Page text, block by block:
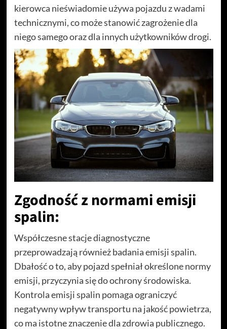
kierowca nieświadomie używa pojazdu z wadami
technicznymi, co może stanowić zagrożenie dla
niego samego oraz dla innych użytkowników drogi.
Zgodność z normami emisji
spalin:
Współczesne stacje diagnostyczne
przeprowadzają również badania emisji spalin.
Dbałość o to, aby pojazd spełniał określone normy
emisji, przyczynia się do ochrony środowiska.
Kontrola emisji spalin pomaga ograniczyć
negatywny wpływ transportu na jakość powietrza,
co ma istotne znaczenie dla zdrowia publicznego.